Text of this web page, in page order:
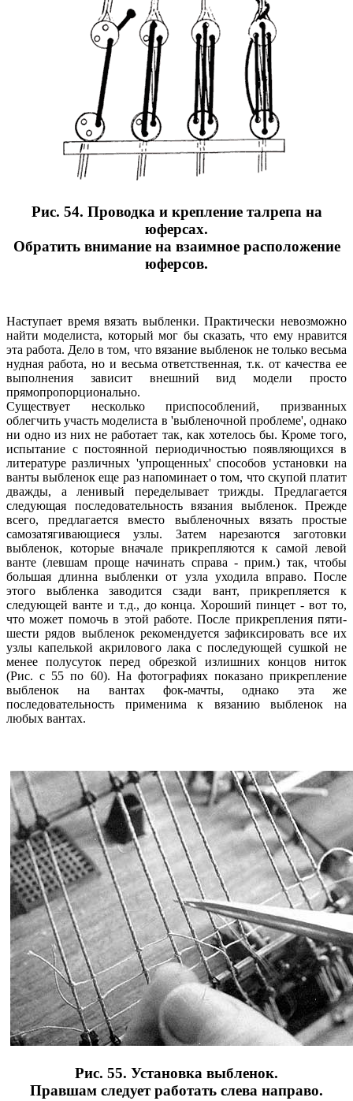
Рис. 54. Проводка и крепление талрепа на
юферсах.
Обратить внимание на взаимное расположение
юферсов.
Наступает время вязать выбленки. Практически невозможно
найти моделиста, который мог бы сказать, что ему нравится
эта работа. Дело в том, что вязание выбленок не только весьма
нудная работа, но и весьма ответственная, т.к. от качества ее
выполнения зависит внешний вид модели просто
прямопропорционально.
Существует несколько приспособлений, призванных
облегчить участь моделиста в 'выбленочной проблеме', однако
ни одно из них не работает так, как хотелось бы. Кроме того,
испытание с постоянной периодичностью появляющихся в
литературе различных 'упрощенных' способов установки на
ванты выбленок еще раз напоминает о том, что скупой платит
дважды, а ленивый переделывает трижды. Предлагается
следующая последовательность вязания выбленок. Прежде
всего, предлагается вместо выбленочных вязать простые
самозатягивающиеся узлы. Затем нарезаются заготовки
выбленок, которые вначале прикрепляются к самой левой
ванте (левшам проще начинать справа - прим.) так, чтобы
большая длинна выбленки от узла уходила вправо. После
этого выбленка заводится сзади вант, прикрепляется к
следующей ванте и т.д., до конца. Хороший пинцет - вот то,
что может помочь в этой работе. После прикрепления пяти-
шести рядов выбленок рекомендуется зафиксировать все их
узлы капелькой акрилового лака с последующей сушкой не
менее полусуток перед обрезкой излишних концов ниток
(Рис. с 55 по 60). На фотографиях показано прикрепление
выбленок на вантах фок-мачты, однако эта же
последовательность применима к вязанию выбленок на
любых вантах.
Рис. 55. Установка выбленок.
Правшам следует работать слева направо.